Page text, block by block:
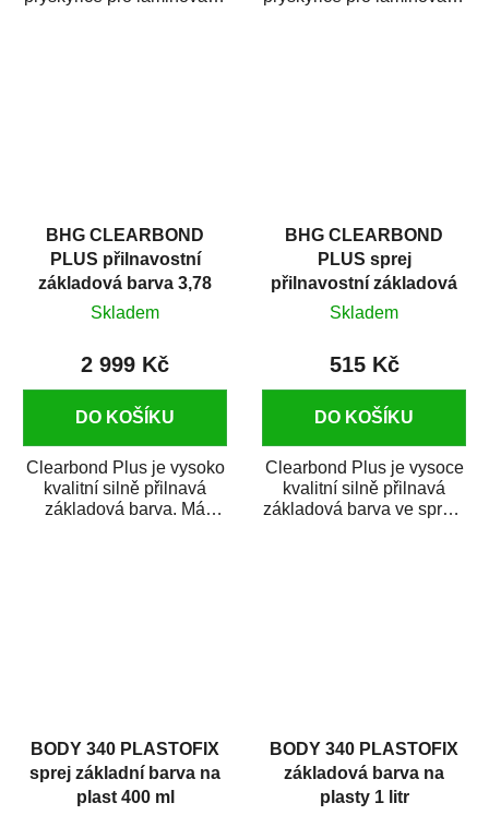
BHG CLEARBOND
PLUS přilnavostní
základová barva 3,78
litru
Skladem
2 999 Kč
DO KOŠÍKU
Clearbond Plus je vysoko
kvalitní silně přilnavá
základová barva. Má
BHG CLEARBOND
PLUS sprej
přilnavostní základová
barva 400 ml
Skladem
515 Kč
DO KOŠÍKU
Clearbond Plus je vysoce
kvalitní silně přilnavá
základová barva ve spreji.
BODY 340 PLASTOFIX
sprej základní barva na
plast 400 ml
BODY 340 PLASTOFIX
základová barva na
plasty 1 litr